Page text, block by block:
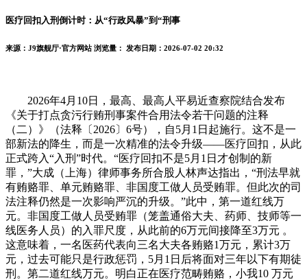
医疗回扣入刑倒计时：从“行政风暴”到“刑事
来源：J9旗舰厅·官方网站 浏览量： 发布日期：2026-07-02 20:32
2026年4月10日，最高、最高人平易近查察院结合发布
《关于打点贪污行贿刑事案件合用法令若干问题的注释
（二）》（法释〔2026〕6号），自5月1日起施行。这不是一
部新法的降生，而是一次精准的法令升级——医疗回扣，从此
正式跨入“入刑”时代。“医疗回扣不是5月1日才创制的新
罪，”大成（上海）律师事务所合股人林声达指出，“刑法早就
有贿赂罪、单元贿赂罪、非国度工做人员受贿罪。但此次的司
法注释仍然是一次影响严沉的升级。”此中，第一道红线万
元。非国度工做人员受贿罪（笼盖通俗大夫、药师、技师等一
线医务人员）的入罪尺度，从此前的6万元间接降至3万元 。
这意味着，一名医药代表向三名大夫各贿赂1万元，累计3万
元，过去可能只是行政惩罚，5月1日后将面对三年以下有期徒
刑。第二道红线万元。明白正在医疗范畴贿赂，小我10 万元